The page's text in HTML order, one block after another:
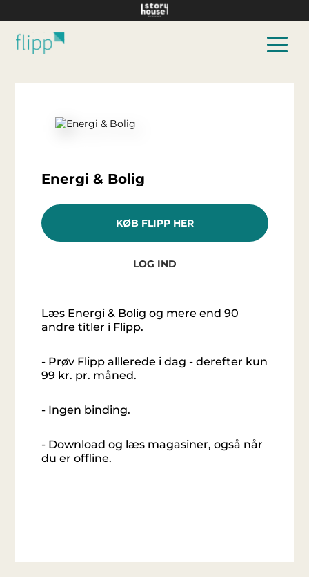
Energi & Bolig
KØB FLIPP HER
LOG IND
Læs Energi & Bolig og mere end 90
andre titler i Flipp.
- Prøv Flipp alllerede i dag - derefter kun
99 kr. pr. måned.
- Ingen binding.
- Download og læs magasiner, også når
du er offline.